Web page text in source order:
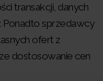
transakcji, danych
Ponadto sprzedawcy
ofert z
dostosowanie cen